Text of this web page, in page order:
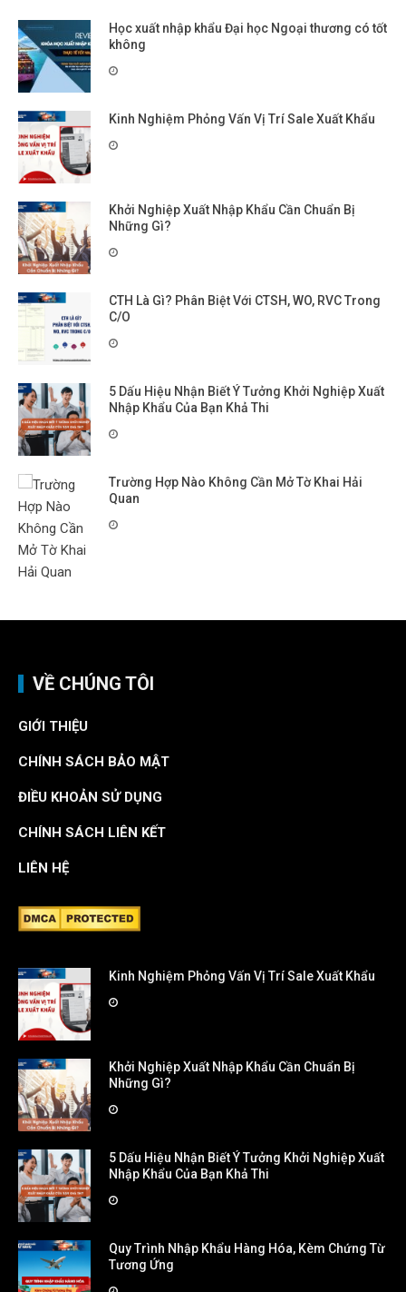
Học xuất nhập khẩu Đại học Ngoại thương có tốt
không
Kinh Nghiệm Phỏng Vấn Vị Trí Sale Xuất Khẩu
Khởi Nghiệp Xuất Nhập Khẩu Cần Chuẩn Bị
Những Gì?
CTH Là Gì? Phân Biệt Với CTSH, WO, RVC Trong
C/O
5 Dấu Hiệu Nhận Biết Ý Tưởng Khởi Nghiệp Xuất
Nhập Khẩu Của Bạn Khả Thi
Trường Hợp Nào Không Cần Mở Tờ Khai Hải
Quan
VỀ CHÚNG TÔI
GIỚI THIỆU
CHÍNH SÁCH BẢO MẬT
ĐIỀU KHOẢN SỬ DỤNG
CHÍNH SÁCH LIÊN KẾT
LIÊN HỆ
Kinh Nghiệm Phỏng Vấn Vị Trí Sale Xuất Khẩu
Khởi Nghiệp Xuất Nhập Khẩu Cần Chuẩn Bị
Những Gì?
5 Dấu Hiệu Nhận Biết Ý Tưởng Khởi Nghiệp Xuất
Nhập Khẩu Của Bạn Khả Thi
Quy Trình Nhập Khẩu Hàng Hóa, Kèm Chứng Từ
Tương Ứng